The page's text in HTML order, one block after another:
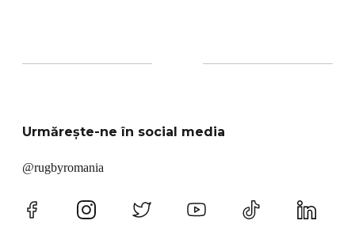
Urmărește-ne în social media
@rugbyromania